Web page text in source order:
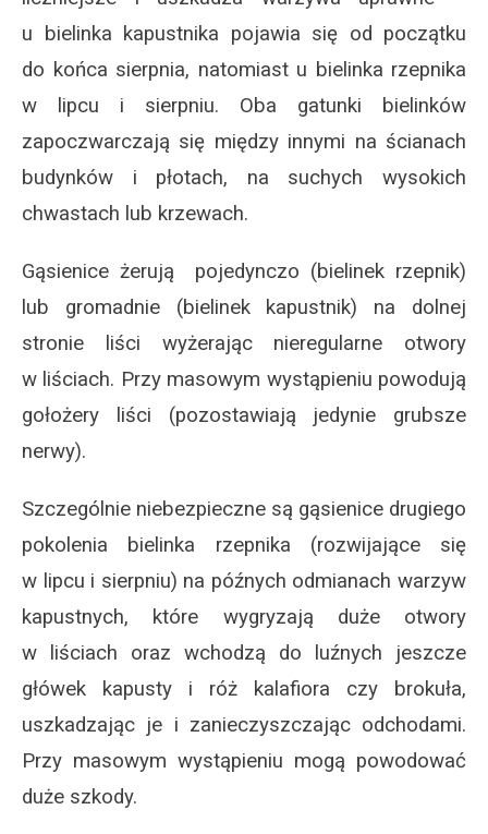
u bielinka kapustnika pojawia się od początku
do końca sierpnia, natomiast u bielinka rzepnika
w lipcu i sierpniu. Oba gatunki bielinków
zapoczwarczają się między innymi na ścianach
budynków i płotach, na suchych wysokich
chwastach lub krzewach.
Gąsienice żerują pojedynczo (bielinek rzepnik)
lub gromadnie (bielinek kapustnik) na dolnej
stronie liści wyżerając nieregularne otwory
w liściach. Przy masowym wystąpieniu powodują
gołożery liści (pozostawiają jedynie grubsze
nerwy).
Szczególnie niebezpieczne są gąsienice drugiego
pokolenia bielinka rzepnika (rozwijające się
w lipcu i sierpniu) na późnych odmianach warzyw
kapustnych, które wygryzają duże otwory
w liściach oraz wchodzą do luźnych jeszcze
główek kapusty i róż kalafiora czy brokuła,
uszkadzając je i zanieczyszczając odchodami.
Przy masowym wystąpieniu mogą powodować
duże szkody.